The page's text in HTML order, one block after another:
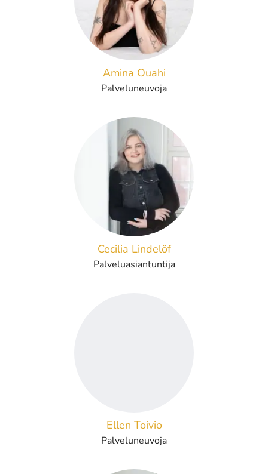
Amina Ouahi
Palveluneuvoja
Cecilia Lindelöf
Palveluasiantuntija
Ellen Toivio
Palveluneuvoja